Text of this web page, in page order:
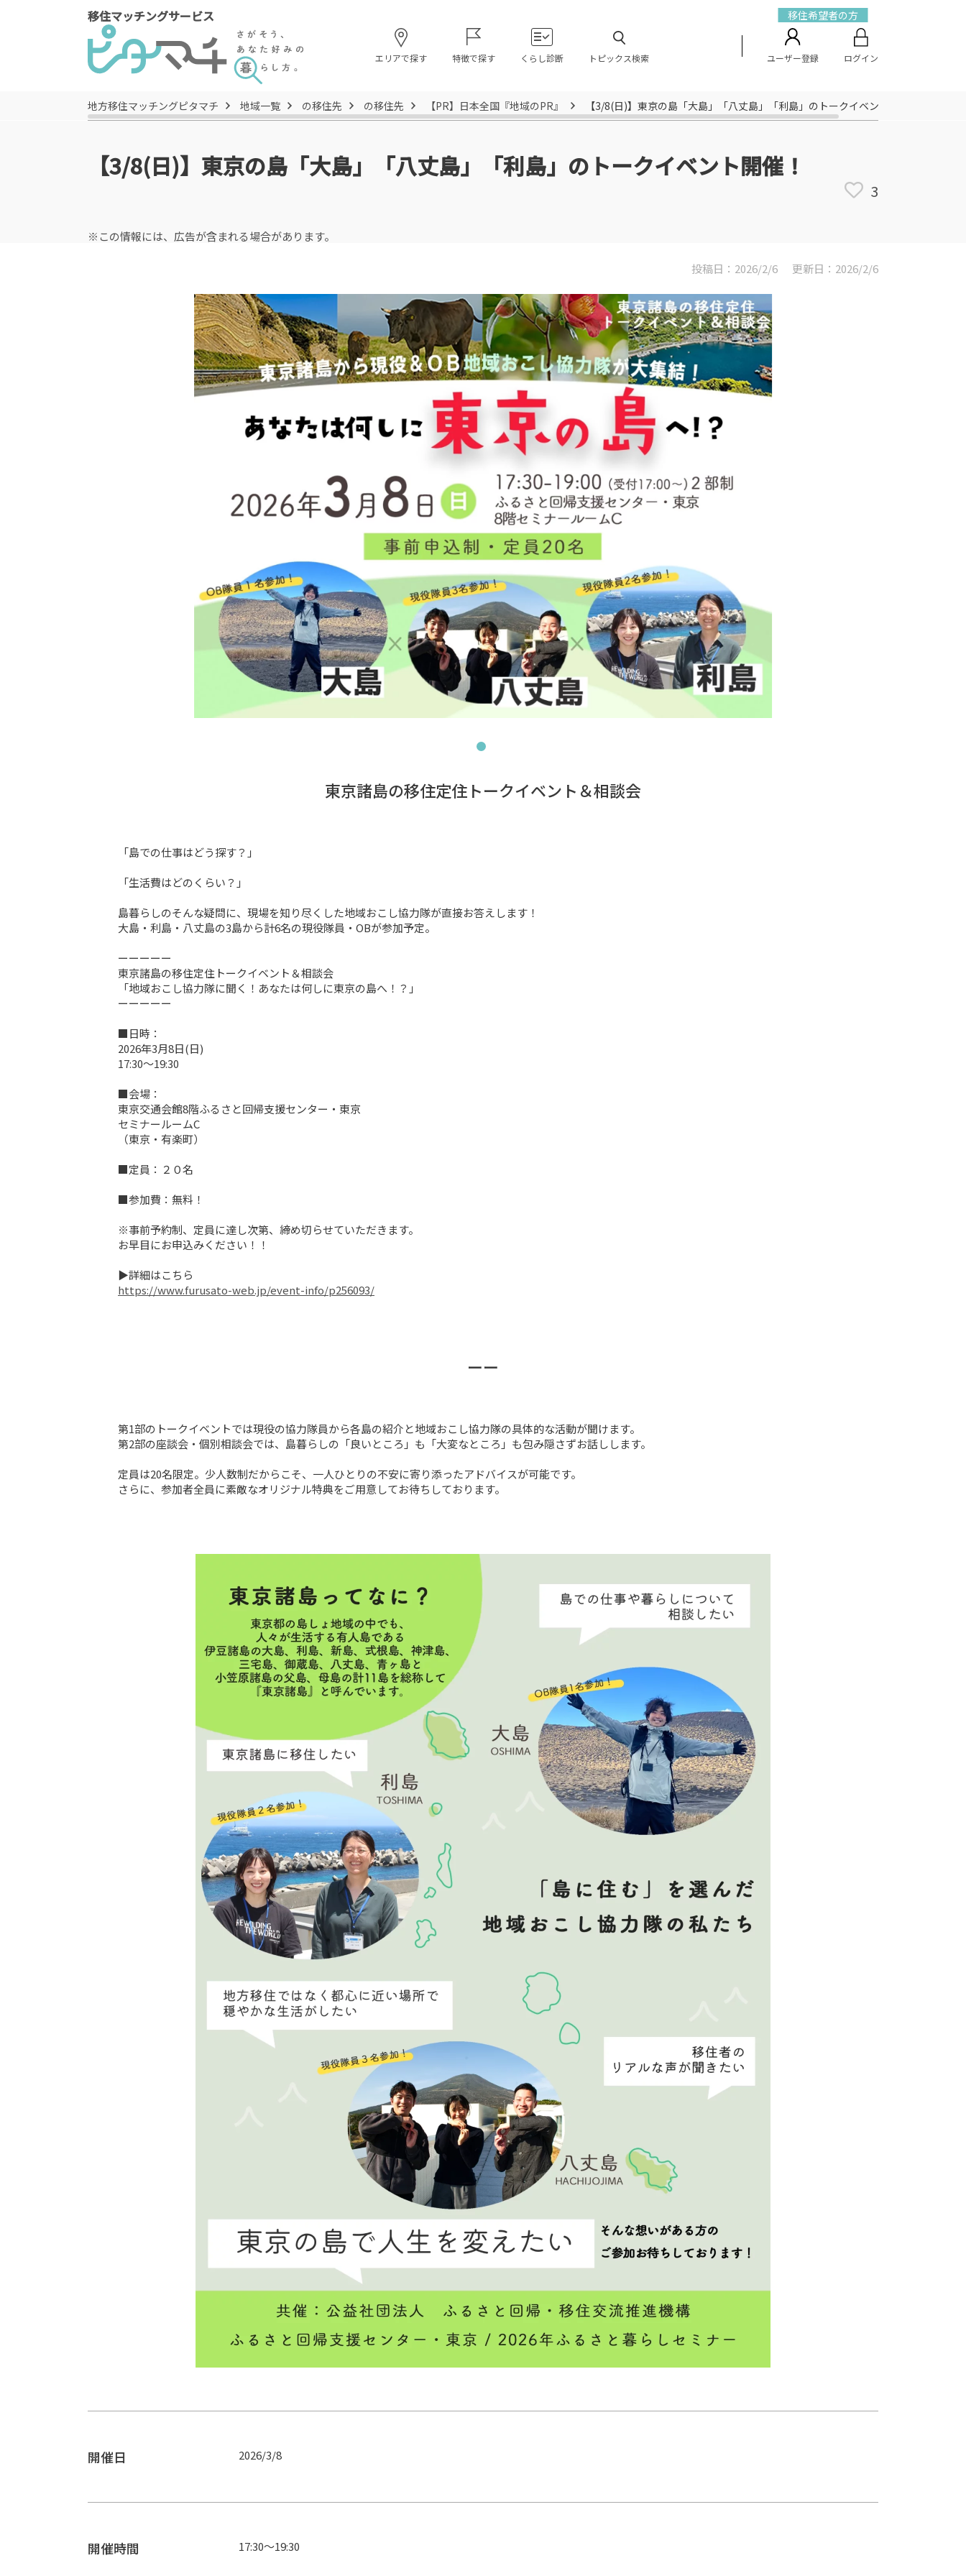
移住マッチングサービス
エリアで探す 特徴で探す くらし診断 トピックス検索
移住希望者の方
ユーザー登録 ログイン
地方移住マッチングピタマチ 地域一覧 の移住先 の移住先 【PR】日本全国『地域のPR』 【3/8(日)】東京の島「大島」「八丈島」「利島」のトークイベント開催！
【3/8(日)】東京の島「大島」「八丈島」「利島」のトークイベント開催！
3
※この情報には、広告が含まれる場合があります。
投稿日：2026/2/6 更新日：2026/2/6
東京諸島の移住定住トークイベント＆相談会
「島での仕事はどう探す？」
「生活費はどのくらい？」
島暮らしのそんな疑問に、現場を知り尽くした地域おこし協力隊が直接お答えします！
大島・利島・八丈島の3島から計6名の現役隊員・OBが参加予定。
ーーーーー
東京諸島の移住定住トークイベント＆相談会
「地域おこし協力隊に聞く！あなたは何しに東京の島へ！？」
ーーーーー
■日時：
2026年3月8日(日)
17:30～19:30
■会場：
東京交通会館8階ふるさと回帰支援センター・東京
セミナールームC
（東京・有楽町）
■定員：２０名
■参加費：無料！
※事前予約制、定員に達し次第、締め切らせていただきます。
お早目にお申込みください！！
https://www.furusato-web.jp/event-info/p256093/
ーー
第1部のトークイベントでは現役の協力隊員から各島の紹介と地域おこし協力隊の具体的な活動が聞けます。
第2部の座談会・個別相談会では、島暮らしの「良いところ」も「大変なところ」も包み隠さずお話しします。
定員は20名限定。少人数制だからこそ、一人ひとりの不安に寄り添ったアドバイスが可能です。
さらに、参加者全員に素敵なオリジナル特典をご用意してお待ちしております。
開催日 2026/3/8
開催時間 17:30～19:30